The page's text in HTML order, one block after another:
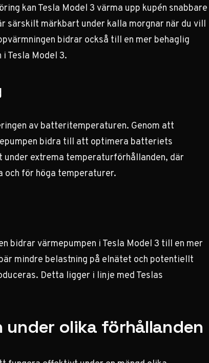
kan Tesla Model 3 värma upp kupén snabbare
särskilt märkbart under kalla morgnar när du vill
bidrar också till en mer behaglig
Tesla Model 3.
av batteritemperaturen. Genom att
bidra till att optimera batteriets
extrema temperaturförhållanden, där
för höga temperaturer.
bidrar värmepumpen i Tesla Model 3 till en mer
mindre belastning på elnätet och potentiellt
Detta ligger i linje med Teslas
olika förhållanden